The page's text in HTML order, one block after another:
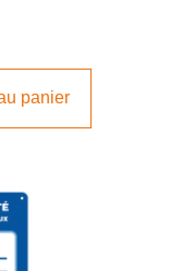
panier